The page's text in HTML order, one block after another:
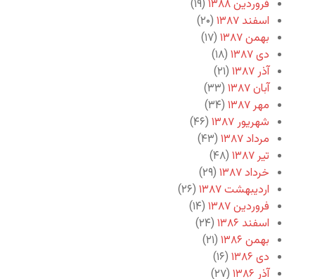
فروردین ۱۳۸۸
(۱۹)
اسفند ۱۳۸۷
(۲۰)
بهمن ۱۳۸۷
(۱۷)
دی ۱۳۸۷
(۱۸)
آذر ۱۳۸۷
(۲۱)
آبان ۱۳۸۷
(۳۳)
مهر ۱۳۸۷
(۳۴)
شهریور ۱۳۸۷
(۴۶)
مرداد ۱۳۸۷
(۴۳)
تیر ۱۳۸۷
(۴۸)
خرداد ۱۳۸۷
(۲۹)
اردیبهشت ۱۳۸۷
(۲۶)
فروردین ۱۳۸۷
(۱۴)
اسفند ۱۳۸۶
(۲۴)
بهمن ۱۳۸۶
(۲۱)
دی ۱۳۸۶
(۱۶)
آذر ۱۳۸۶
(۲۷)